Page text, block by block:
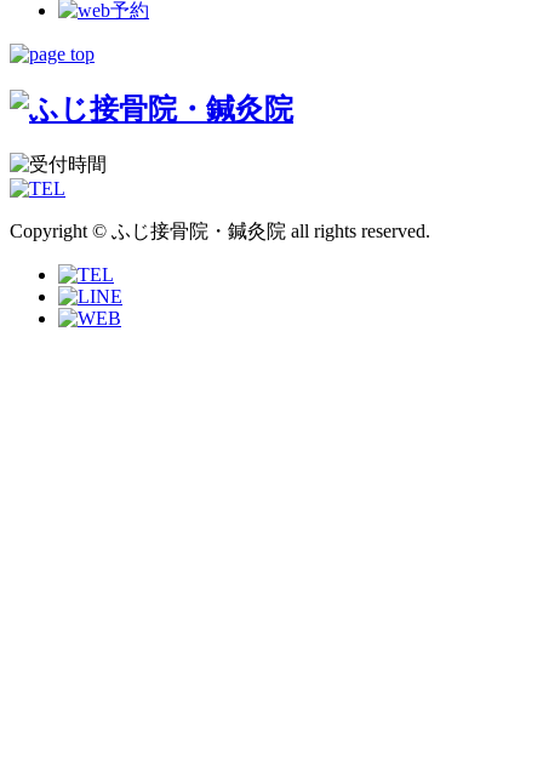
Copyright © ふじ接骨院・鍼灸院 all rights reserved.